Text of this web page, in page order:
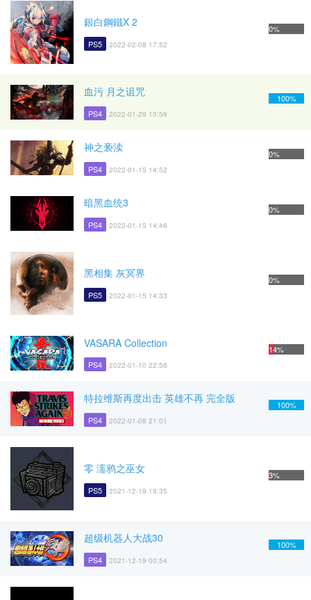
銀白鋼鐵X 2
PS5 2022-02-08 17:52
0%
血污 月之诅咒
PS4 2022-01-29 10:59
100%
神之亵渎
PS4 2022-01-15 14:52
0%
暗黑血统3
PS4 2022-01-15 14:46
0%
黑相集 灰冥界
PS5 2022-01-15 14:33
0%
VASARA Collection
PS4 2022-01-10 22:58
14%
特拉维斯再度出击 英雄不再 完全版
PS4 2022-01-08 21:01
100%
零 濡鸦之巫女
PS5 2021-12-19 19:35
3%
超级机器人大战30
PS4 2021-12-19 00:54
100%